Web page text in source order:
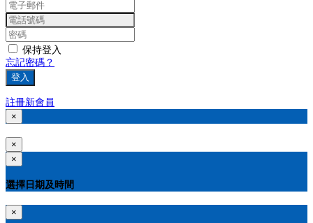
保持登入
忘記密碼？
登入
註冊新會員
×
×
×
選擇日期及時間
×